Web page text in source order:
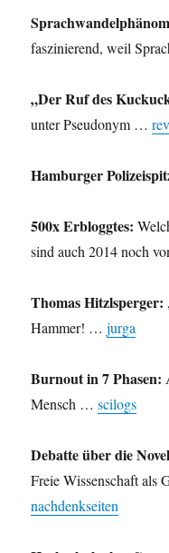
faszinierend, weil
„Der Ruf des
unter Pseudonym …
Hamburger
500x Erbloggtes:
sind auch 2014 noch
Thomas Hitzlsperger:
Hammer! …jurga
Burnout in 7 Phasen:
Mensch …scilogs
Debatte über die
Freie Wissenschaft als
nachdenkseiten